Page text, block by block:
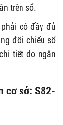
trên sổ.
có đầy đủ
đối chiếu số
tiết do ngân
cơ sở: S82-